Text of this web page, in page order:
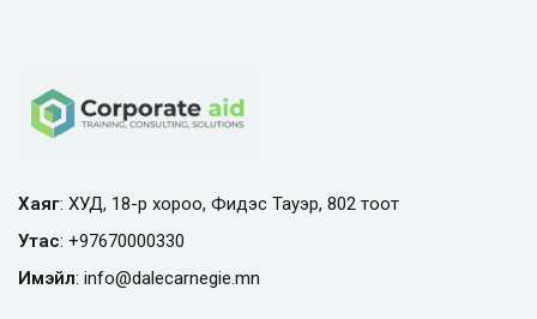
Хаяг: ХУД, 18-р хороо, Фидэс Тауэр, 802 тоот
Утас: +97670000330
Имэйл: info@dalecarnegie.mn